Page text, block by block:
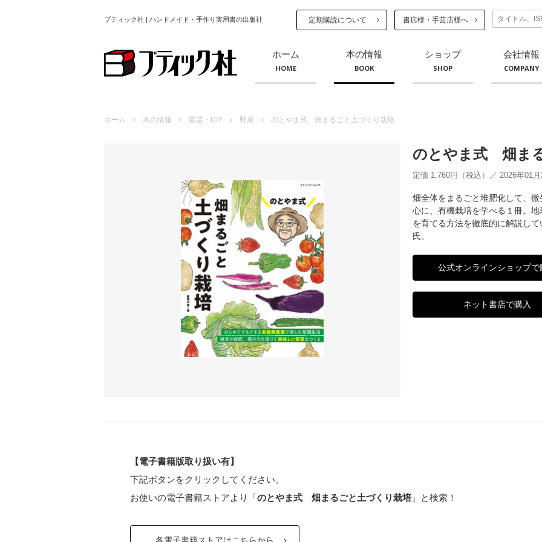
ブティック社 | ハンドメイド・手作り実用書の出版社 定期購読について 書店様・手芸店様へ
ホーム
HOME
本の情報
BOOK
ショップ
SHOP
会社情報
COMPANY
ホーム 本の情報 園芸・DIY 野菜 のとやま式 畑まるごと土づくり栽培
のとやま式 畑ま
定価 1,760円（税込）／ 2026年01
畑全体をまるごと堆肥化して、
心に、有機栽培を学べる１冊。
を育てる方法を徹底的に解説し
氏。
公式オンラインショップで
ネット書店で購入
【電子書籍版取り扱い有】
下記ボタンをクリックしてください。
お使いの電子書籍ストアより「のとやま式 畑まるごと土づくり栽培」と検索！